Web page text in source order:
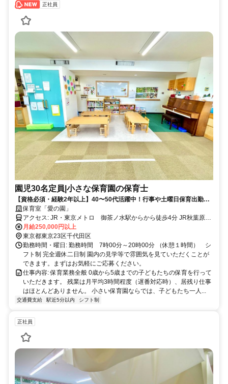
正社員
園児30名定員|小さな保育園の保育士
【資格必須・経験2年以上】40〜50代活躍中！行事や土曜日保育出勤・
月1回土曜日出勤あり｜御茶ノ水駅から徒歩4分でアクセス◎別途賞与年
３回あり
保育室「愛の園」
アクセス: JR・東京メトロ 御茶ノ水駅からから徒歩4分 JR秋葉原駅
月給250,000円以上
東京都東京23区千代田区
勤務時間・曜日: 勤務時間 7時00分～20時00分 （休憩１時間） シ
フト制 完全週休二日制 園内の見学等で雰囲気を見ていただくことが
できます。まずはお気軽にご応募ください。
仕事内容: 保育業務全般 0歳から5歳までの子どもたちの保育を行って
いただきます。 残業は月平均3時間程度（遅番対応時）、居残り仕事
はほとんどありません。 小さい保育園ならでは、子どもたち一人...
交通費支給 駅近5分以内 シフト制
正社員